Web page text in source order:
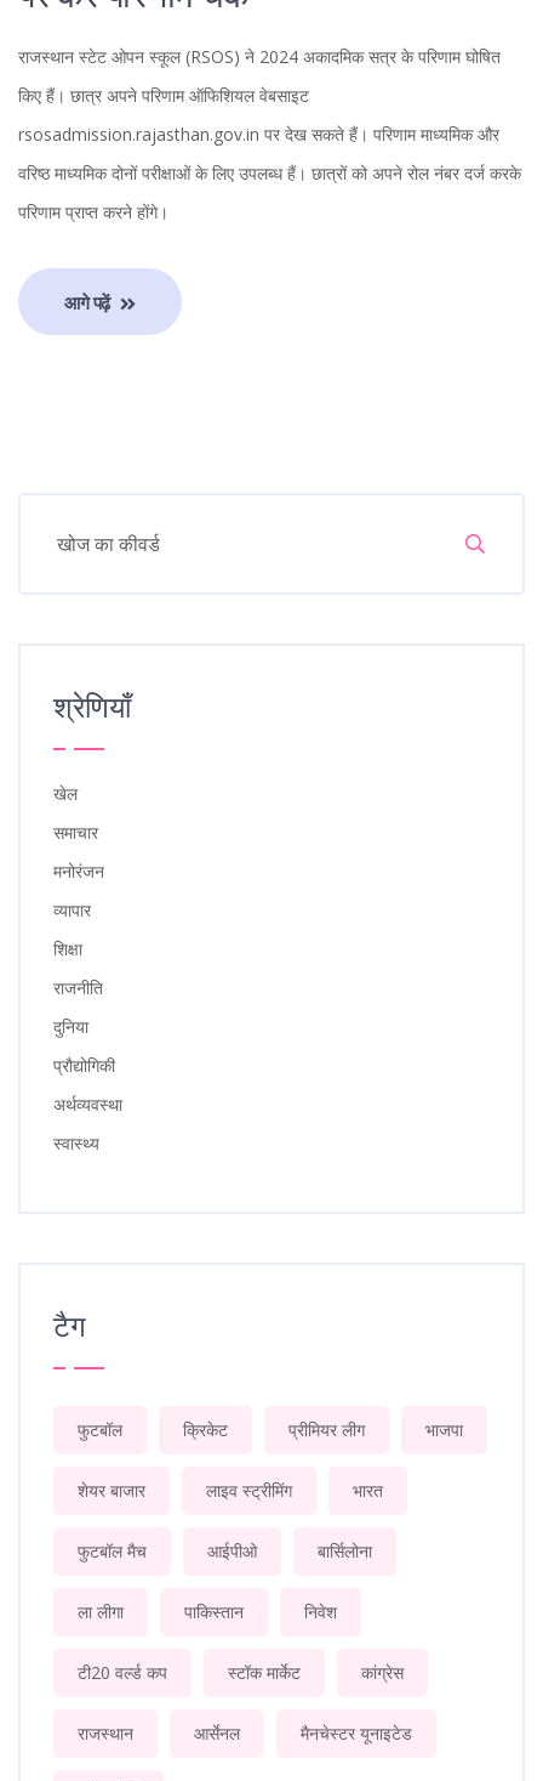
राजस्थान स्टेट ओपन स्कूल (RSOS) ने 2024 अकादमिक सत्र के परिणाम घोषित
किए हैं। छात्र अपने परिणाम ऑफिशियल वेबसाइट
rsosadmission.rajasthan.gov.in पर देख सकते हैं। परिणाम माध्यमिक और
वरिष्ठ माध्यमिक दोनों परीक्षाओं के लिए उपलब्ध हैं। छात्रों को अपने रोल नंबर दर्ज करके
परिणाम प्राप्त करने होंगे।
आगे पढ़ें
श्रेणियाँ
खेल
समाचार
मनोरंजन
व्यापार
शिक्षा
राजनीति
दुनिया
प्रौद्योगिकी
अर्थव्यवस्था
स्वास्थ्य
टैग
फुटबॉल क्रिकेट प्रीमियर लीग भाजपा
शेयर बाजार लाइव स्ट्रीमिंग भारत
फुटबॉल मैच आईपीओ बार्सिलोना
ला लीगा पाकिस्तान निवेश
टी20 वर्ल्ड कप स्टॉक मार्केट कांग्रेस
राजस्थान आर्सेनल मैनचेस्टर यूनाइटेड